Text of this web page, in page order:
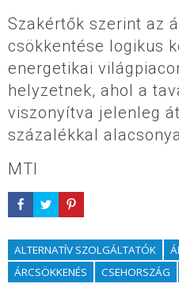
Szakértők szerint az
csökkentése logikus
energetikai
helyzetnek, ahol a
viszonyítva jelenleg
százalékkal
MTI
ALTERNATÍV SZOLGÁLTATÓK
ÁRCSÖKKENÉS
CSEHORSZÁG